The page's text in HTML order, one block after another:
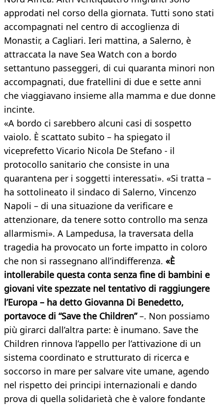
approdati nel corso della giornata. Tutti sono stati
accompagnati nel centro di accoglienza di
Monastir, a Cagliari. Ieri mattina, a Salerno, è
attraccata la nave Sea Watch con a bordo
settantuno passeggeri, di cui quaranta minori non
accompagnati, due fratellini di due e sette anni
che viaggiavano insieme alla mamma e due donne
incinte.
«A bordo ci sarebbero alcuni casi di sospetto
vaiolo. È scattato subito – ha spiegato il
viceprefetto Vicario Nicola De Stefano - il
protocollo sanitario che consiste in una
quarantena per i soggetti interessati». «Si tratta –
ha sottolineato il sindaco di Salerno, Vincenzo
Napoli – di una situazione da verificare e
attenzionare, da tenere sotto controllo ma senza
allarmismi». A Lampedusa, la traversata della
tragedia ha provocato un forte impatto in coloro
che non si rassegnano all’indifferenza. «È
intollerabile questa conta senza fine di bambini e
giovani vite spezzate nel tentativo di raggiungere
l’Europa – ha detto Giovanna Di Benedetto,
portavoce di “Save the Children”–. Non possiamo
più girarci dall’altra parte: è inumano. Save the
Children rinnova l’appello per l’attivazione di un
sistema coordinato e strutturato di ricerca e
soccorso in mare per salvare vite umane, agendo
nel rispetto dei principi internazionali e dando
prova di quella solidarietà che è valore fondante